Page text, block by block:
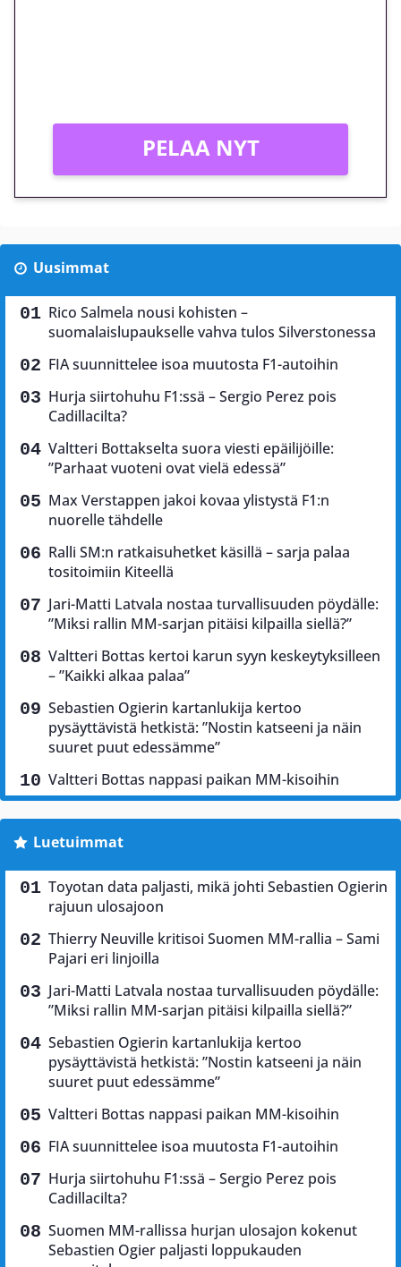
PELAA NYT
Uusimmat
Rico Salmela nousi kohisten –
suomalaislupaukselle vahva tulos Silverstonessa
FIA suunnittelee isoa muutosta F1-autoihin
Hurja siirtohuhu F1:ssä – Sergio Perez pois
Cadillacilta?
Valtteri Bottakselta suora viesti epäilijöille:
”Parhaat vuoteni ovat vielä edessä”
Max Verstappen jakoi kovaa ylistystä F1:n
nuorelle tähdelle
Ralli SM:n ratkaisuhetket käsillä – sarja palaa
tositoimiin Kiteellä
Jari-Matti Latvala nostaa turvallisuuden pöydälle:
”Miksi rallin MM-sarjan pitäisi kilpailla siellä?”
Valtteri Bottas kertoi karun syyn keskeytyksilleen
– ”Kaikki alkaa palaa”
Sebastien Ogierin kartanlukija kertoo
pysäyttävistä hetkistä: ”Nostin katseeni ja näin
suuret puut edessämme”
Valtteri Bottas nappasi paikan MM-kisoihin
Luetuimmat
Toyotan data paljasti, mikä johti Sebastien Ogierin
rajuun ulosajoon
Thierry Neuville kritisoi Suomen MM-rallia – Sami
Pajari eri linjoilla
Jari-Matti Latvala nostaa turvallisuuden pöydälle:
”Miksi rallin MM-sarjan pitäisi kilpailla siellä?”
Sebastien Ogierin kartanlukija kertoo
pysäyttävistä hetkistä: ”Nostin katseeni ja näin
suuret puut edessämme”
Valtteri Bottas nappasi paikan MM-kisoihin
FIA suunnittelee isoa muutosta F1-autoihin
Hurja siirtohuhu F1:ssä – Sergio Perez pois
Cadillacilta?
Suomen MM-rallissa hurjan ulosajon kokenut
Sebastien Ogier paljasti loppukauden